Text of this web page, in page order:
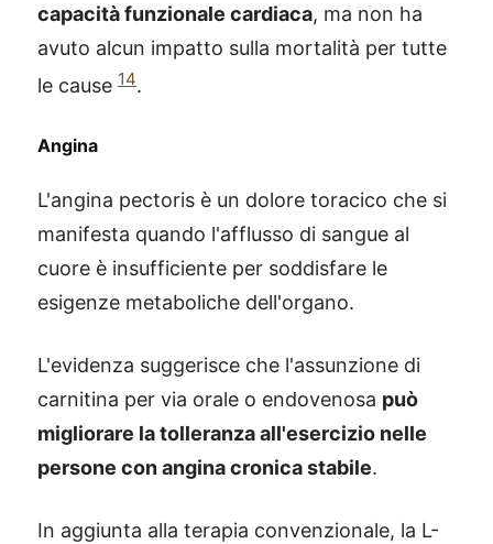
capacità funzionale cardiaca, ma non ha
avuto alcun impatto sulla mortalità per tutte
le cause 14.
Angina
L'angina pectoris è un dolore toracico che si
manifesta quando l'afflusso di sangue al
cuore è insufficiente per soddisfare le
esigenze metaboliche dell'organo.
L'evidenza suggerisce che l'assunzione di
carnitina per via orale o endovenosa può
migliorare la tolleranza all'esercizio nelle
persone con angina cronica stabile.
In aggiunta alla terapia convenzionale, la L-